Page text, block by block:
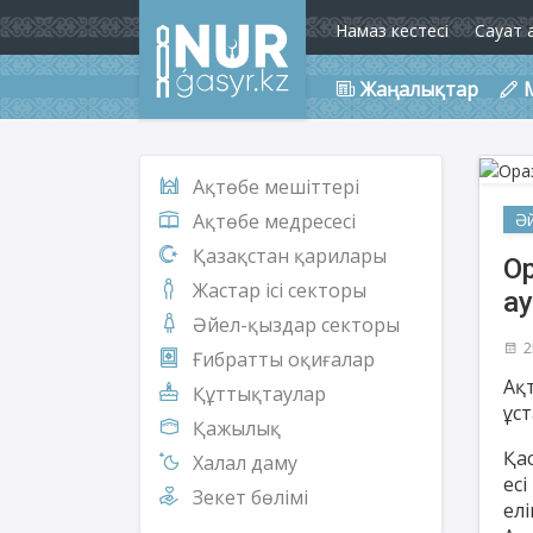
Намаз кестесі Сауат
Жаңалықтар
Ақтөбе мешіттері
Ақтөбе медресесі
Қазақстан қарилары
Жастар ісі секторы
Әйел-қыздар секторы
Ғибратты оқиғалар
Құттықтаулар
Қажылық
Халал даму
Зекет бөлімі